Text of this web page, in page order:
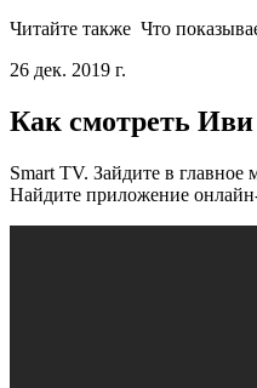
Читайте также Что
26 дек. 2019 г.
Как смотреть
Smart TV. Зайдите в главное
Найдите приложение